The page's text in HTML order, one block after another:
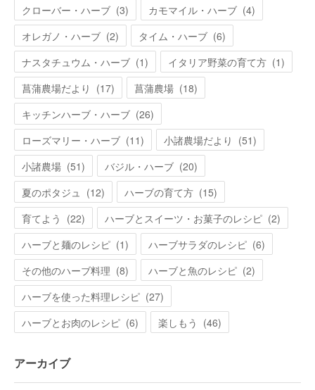
クローバー・ハーブ (3) カモマイル・ハーブ (4)
オレガノ・ハーブ (2) タイム・ハーブ (6)
ナスタチュウム・ハーブ (1) イタリア野菜の育て方 (1)
菖蒲農場だより (17) 菖蒲農場 (18)
キッチンハーブ・ハーブ (26)
ローズマリー・ハーブ (11) 小諸農場だより (51)
小諸農場 (51) バジル・ハーブ (20)
夏のポタジュ (12) ハーブの育て方 (15)
育てよう (22) ハーブとスイーツ・お菓子のレシピ (2)
ハーブと麺のレシピ (1) ハーブサラダのレシピ (6)
その他のハーブ料理 (8) ハーブと魚のレシピ (2)
ハーブを使った料理レシピ (27)
ハーブとお肉のレシピ (6) 楽しもう (46)
アーカイブ